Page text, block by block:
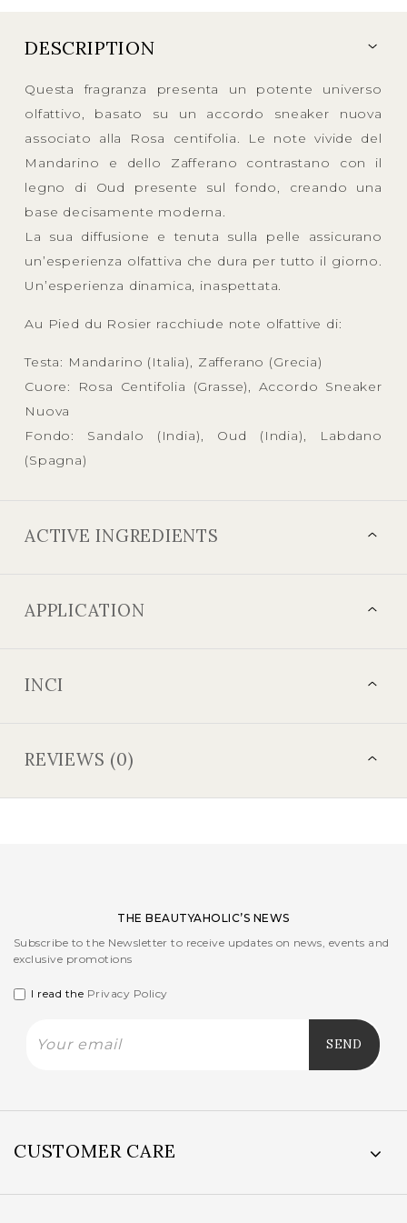
DESCRIPTION
Questa fragranza presenta un potente universo
olfattivo, basato su un accordo sneaker nuova
associato alla Rosa centifolia. Le note vivide del
Mandarino e dello Zafferano contrastano con il
legno di Oud presente sul fondo, creando una
base decisamente moderna.
La sua diffusione e tenuta sulla pelle assicurano
un’esperienza olfattiva che dura per tutto il giorno.
Un’esperienza dinamica, inaspettata.
Au Pied du Rosier racchiude note olfattive di:
Testa: Mandarino (Italia), Zafferano (Grecia)
Cuore: Rosa Centifolia (Grasse), Accordo Sneaker
Nuova
Fondo: Sandalo (India), Oud (India), Labdano
(Spagna)
ACTIVE INGREDIENTS
APPLICATION
INCI
REVIEWS (0)
THE BEAUTYAHOLIC’S NEWS
Subscribe to the Newsletter to receive updates on news, events and
exclusive promotions
I read the Privacy Policy
CUSTOMER CARE